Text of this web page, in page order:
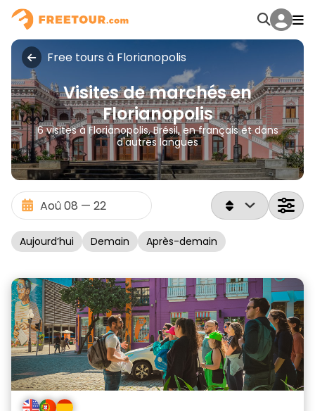
Free tours à Florianopolis
Visites de marchés en
Florianopolis
6 visites à Florianopolis, Brésil, en français et dans
d'autres langues
Aujourd’hui Demain Après-demain